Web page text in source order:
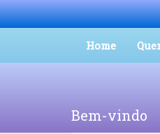
Home
Bem-vindo